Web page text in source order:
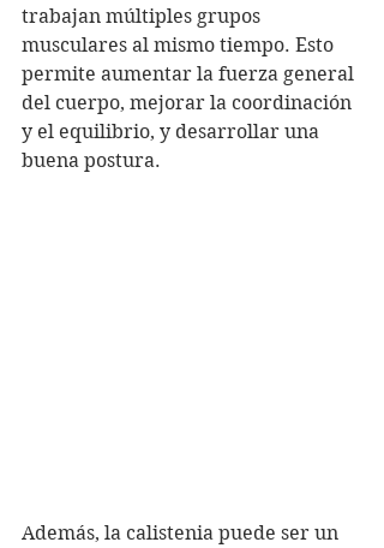
trabajan múltiples grupos
musculares al mismo tiempo. Esto
permite aumentar la fuerza general
del cuerpo, mejorar la coordinación
y el equilibrio, y desarrollar una
buena postura.
Además, la calistenia puede ser un